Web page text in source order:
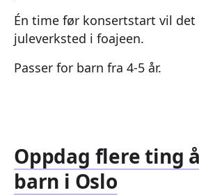
Én time før konsertstart vil
juleverksted i foajeen.
Passer for barn fra 4-5 år.
Oppdag flere ting
barn i Oslo